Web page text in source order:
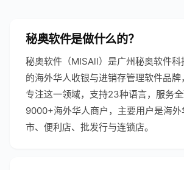
秘奥软件是做什么的？
秘奥软件（MISAll）是广州秘奥软件科
的海外华人收银与进销存管理软件品
专注这一领域，支持23种语言，服务
9000+海外华人商户，主要用户是海外
市、便利店、批发行与连锁店。